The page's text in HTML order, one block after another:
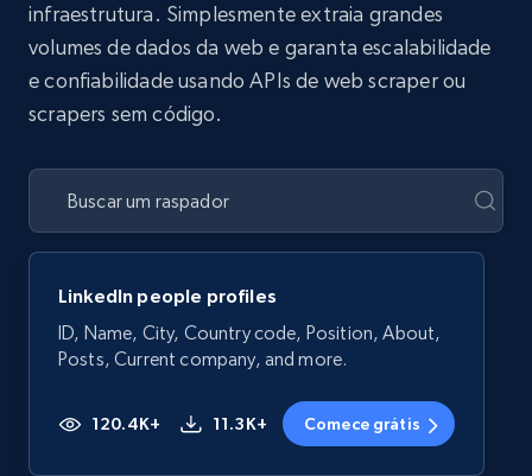
infraestrutura. Simplesmente extraia grandes
volumes de dados da web e garanta escalabilidade
e confiabilidade usando APIs de web scraper ou
scrapers sem código.
LinkedIn people profiles
ID, Name, City, Country code, Position, About,
Posts, Current company, and more.
120.4K+ 11.3K+ Comece grátis